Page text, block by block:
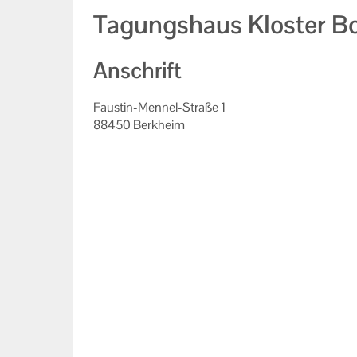
Tagungshaus Kloster
Anschrift
Faustin-Mennel-Straße 1
88450 Berkheim